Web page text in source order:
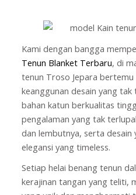
Kami dengan bangga
Tenun Blanket Terbaru, di
tenun Troso Jepara
keanggunan desain yang
bahan katun berkualitas
pengalaman yang tak
dan lembutnya, serta desain
elegansi yang timeless.
Setiap helai benang tenun
kerajinan tangan yang teliti,